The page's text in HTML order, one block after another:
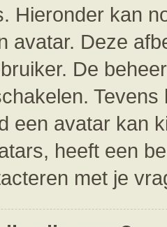
Hieronder kan
avatar. Deze
De
een avatar kan
heeft een
met je